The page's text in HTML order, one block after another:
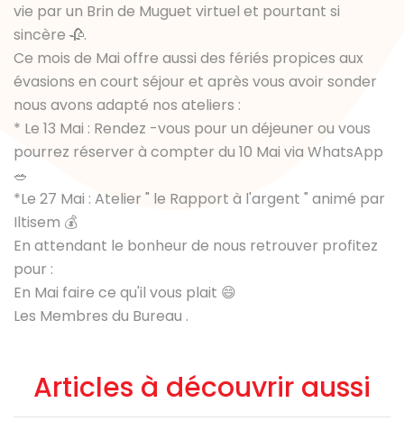
vie par un Brin de Muguet virtuel et pourtant si
sincère 🥀.
Ce mois de Mai offre aussi des fériés propices aux
évasions en court séjour et après vous avoir sonder
nous avons adapté nos ateliers :
* Le 13 Mai : Rendez -vous pour un déjeuner ou vous
pourrez réserver à compter du 10 Mai via WhatsApp
🥗
*Le 27 Mai : Atelier " le Rapport à l'argent " animé par
Iltisem 💰
En attendant le bonheur de nous retrouver profitez
pour :
En Mai faire ce qu'il vous plait 😄
Les Membres du Bureau .
Articles à découvrir aussi